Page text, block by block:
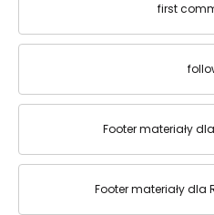
first
Footer materiały
Footer materiały dla